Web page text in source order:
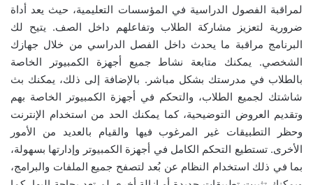
لمراقبة الفصول الدراسية في المؤسسات التعليمية، حيث يعد أداة
ضرورية لتعزيز مشاركة الطلاب وتفاعلهم داخل الصف. يتيح لك
البرنامج مراقبة ما يحدث داخل الفصل الدراسي من خلال جهازك
الشخصي. يمكنك متابعة نشاط جميع أجهزة الكمبيوتر الخاصة
بالطلاب في مدرستك بشكل مباشر. بالإضافة إلى ذلك، يمكنك بث
شاشتك لجميع الطلاب، والتحكم في أجهزة الكمبيوتر الخاصة بهم
وتقديم العروض التوضيحية، كما يمكنك الحد من استخدام الإنترنت
وحظر التطبيقات غير المرغوب فيها والقيام بالعديد من الأمور
الأخرى. تستطيع التحكم الكامل في أجهزة الكمبيوتر وإدارتها بسهولة،
بما في ذلك استخدام النظام عن بُعد لتصفح جميع الملفات والبرامج،